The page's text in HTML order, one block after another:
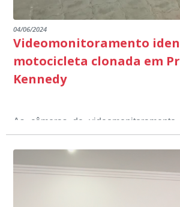
04/06/2024
Videomonitoramento
motocicleta clonada em
Kennedy
As câmeras de
Presidente Kennedy identificaram
01 de junho, uma motocicleta
adulteração,
videomonitoramento acionou a
Durante a abordagem a adulteração
através da conferência do Chassi, a